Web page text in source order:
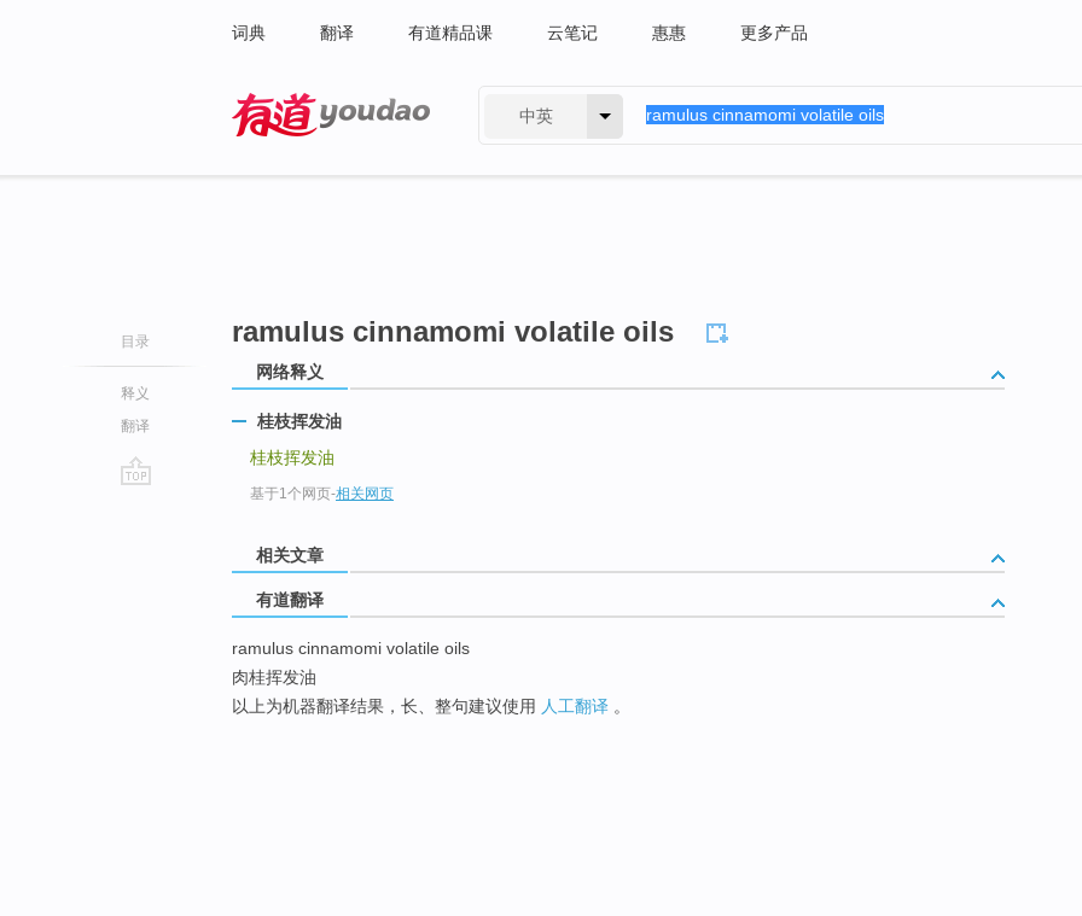
词典 翻译 有道精品课 云笔记 惠惠 更多产品
中英
目录
释义
翻译
ramulus cinnamomi volatile oils
网络释义
桂枝挥发油
桂枝挥发油
基于1个网页-相关网页
相关文章
有道翻译
ramulus cinnamomi volatile oils
肉桂挥发油
以上为机器翻译结果，长、整句建议使用 人工翻译 。